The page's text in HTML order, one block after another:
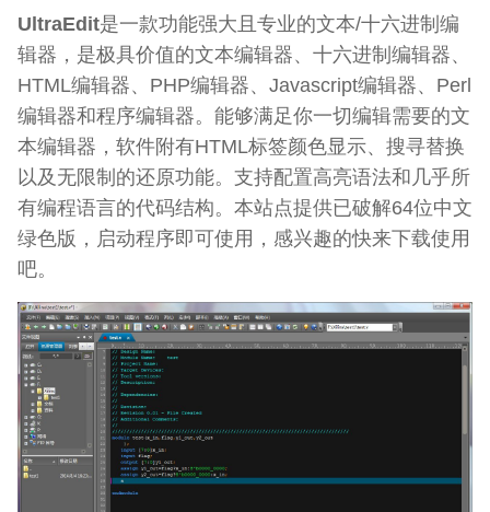
UltraEdit是一款功能强大且专业的文本/十六进制编
辑器，是极具价值的文本编辑器、十六进制编辑器、
HTML编辑器、PHP编辑器、Javascript编辑器、Perl
编辑器和程序编辑器。能够满足你一切编辑需要的文
本编辑器，软件附有HTML标签颜色显示、搜寻替换
以及无限制的还原功能。支持配置高亮语法和几乎所
有编程语言的代码结构。本站点提供已破解64位中文
绿色版，启动程序即可使用，感兴趣的快来下载使用
吧。